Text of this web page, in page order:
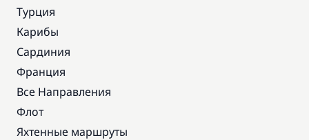
Турция
Карибы
Сардиния
Франция
Все Направления
Флот
Яхтенные маршруты